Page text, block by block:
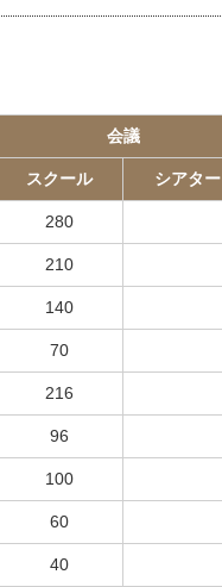
会議
スクール シアター
280
210
140
70
216
96
100
60
40